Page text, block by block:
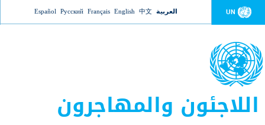
Jump to navigation UN العربية 中文
English
Français
Русский
Español
اللاجئون والمهاجرون